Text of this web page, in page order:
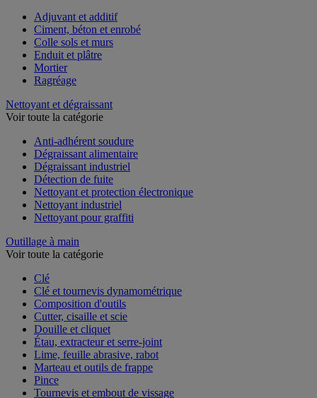
Adjuvant et additif
Ciment, béton et enrobé
Colle sols et murs
Enduit et plâtre
Mortier
Ragréage
Nettoyant et dégraissant
Voir toute la catégorie
Anti-adhérent soudure
Dégraissant alimentaire
Dégraissant industriel
Détection de fuite
Nettoyant et protection électronique
Nettoyant industriel
Nettoyant pour graffiti
Outillage à main
Voir toute la catégorie
Clé
Clé et tournevis dynamométrique
Composition d'outils
Cutter, cisaille et scie
Douille et cliquet
Étau, extracteur et serre-joint
Lime, feuille abrasive, rabot
Marteau et outils de frappe
Pince
Tournevis et embout de vissage